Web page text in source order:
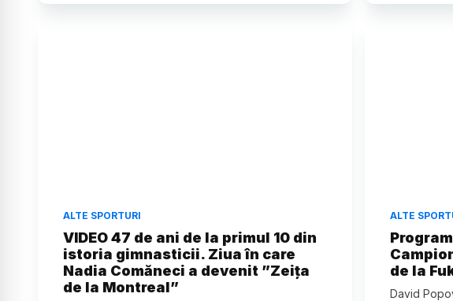
ALTE SPORTURI
VIDEO 47 de ani de la primul 10 din
istoria gimnasticii. Ziua în care
Nadia Comăneci a devenit ”Zeița
de la Montreal”
ALTE
de la
David